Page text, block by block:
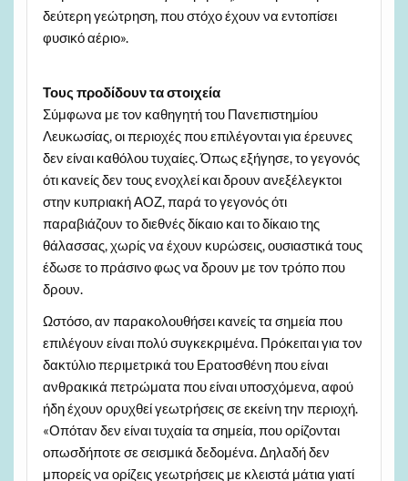
δεύτερη γεώτρηση, που στόχο έχουν να εντοπίσει
φυσικό αέριο».
Τους προδίδουν τα στοιχεία
Σύμφωνα με τον καθηγητή του Πανεπιστημίου
Λευκωσίας, οι περιοχές που επιλέγονται για έρευνες
δεν είναι καθόλου τυχαίες. Όπως εξήγησε, το γεγονός
ότι κανείς δεν τους ενοχλεί και δρουν ανεξέλεγκτοι
στην κυπριακή ΑΟΖ, παρά το γεγονός ότι
παραβιάζουν το διεθνές δίκαιο και το δίκαιο της
θάλασσας, χωρίς να έχουν κυρώσεις, ουσιαστικά τους
έδωσε το πράσινο φως να δρουν με τον τρόπο που
δρουν.
Ωστόσο, αν παρακολουθήσει κανείς τα σημεία που
επιλέγουν είναι πολύ συγκεκριμένα. Πρόκειται για τον
δακτύλιο περιμετρικά του Ερατοσθένη που είναι
ανθρακικά πετρώματα που είναι υποσχόμενα, αφού
ήδη έχουν ορυχθεί γεωτρήσεις σε εκείνη την περιοχή.
«Οπόταν δεν είναι τυχαία τα σημεία, που ορίζονται
οπωσδήποτε σε σεισμικά δεδομένα. Δηλαδή δεν
μπορείς να ορίζεις γεωτρήσεις με κλειστά μάτια γιατί